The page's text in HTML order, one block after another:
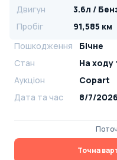
Двигун 3.6л /
Пробіг
91,585 км
Пошкодження
Бічне
Стан
На ​​ходу
Аукціон
Copart
Дата та час
8/7/
Точна